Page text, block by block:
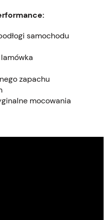
samochodu
zapachu
mocowania